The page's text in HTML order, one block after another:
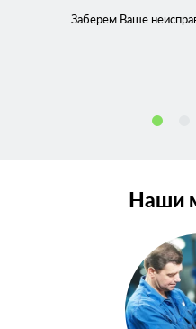
Заберем Ваше
Наши